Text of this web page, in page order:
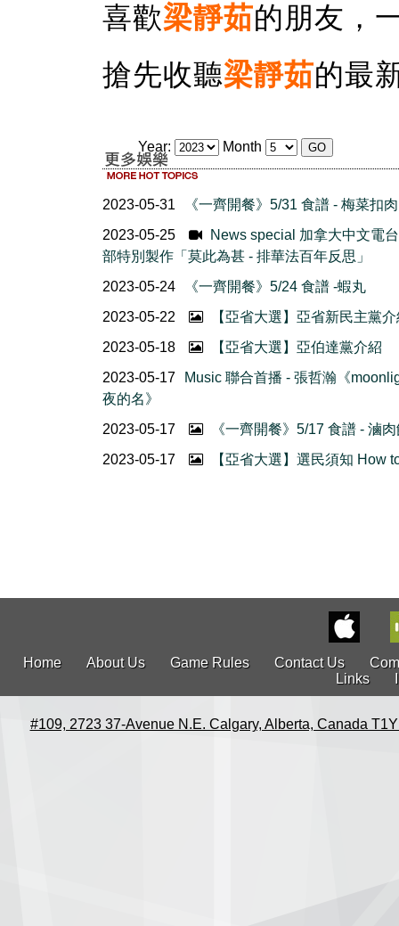
喜歡梁靜茹的朋友，
搶先收聽梁靜茹的最
Year: Month
2023-05-31
《一齊開餐》5/31 食譜 - 梅菜扣肉
2023-05-25
News special 加拿大中文電
部特別製作「莫此為甚 - 排華法百年反思」
2023-05-24
《一齊開餐》5/24 食譜 -蝦丸
2023-05-22
【亞省大選】亞省新民主黨
2023-05-18
【亞省大選】亞伯達黨介紹
2023-05-17
Music 聯合首播 - 張哲瀚《
夜的名》
2023-05-17
《一齊開餐》5/17 食譜 - 滷
2023-05-17
【亞省大選】選民須知 How
Home About Us Game Rules Contact Us
Links
#109, 2723 37-Avenue N.E. Calgary, Alberta, Canada